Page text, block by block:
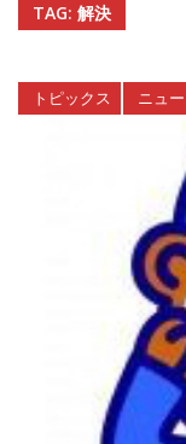
TAG: 解決
トピックス ニュ